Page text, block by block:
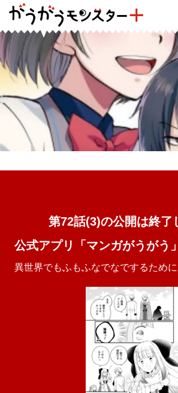
第72話(3)の公開は終了
公式アプリ「マンガがうがう
異世界でもふもふなでなでするために